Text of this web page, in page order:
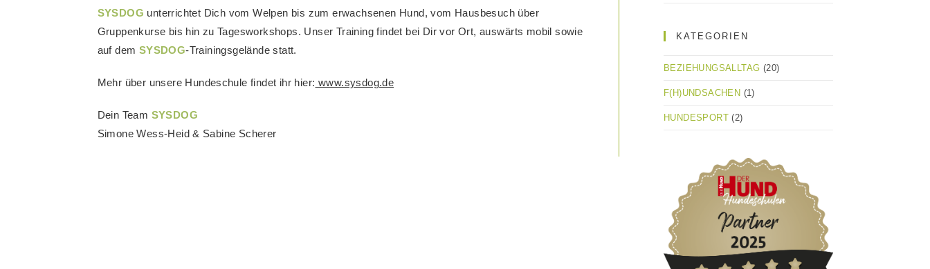
SYSDOG unterrichtet Dich vom Welpen bis zum erwachsenen Hund, vom Hausbesuch über
Gruppenkurse bis hin zu Tagesworkshops. Unser Training findet bei Dir vor Ort, auswärts mobil sowie
auf dem SYSDOG-Trainingsgelände statt.
Mehr über unsere Hundeschule findet ihr hier: www.sysdog.de
Dein Team SYSDOG
Simone Wess-Heid & Sabine Scherer
KATEGORIEN
BEZIEHUNGSALLTAG (20)
F(H)UNDSACHEN (1)
HUNDESPORT (2)